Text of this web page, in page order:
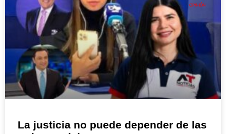
OPINIÓN
La justicia no puede depender de las